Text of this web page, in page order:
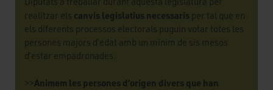
realitzar els canvis legislatius necessaris per tal que en
els diferents processos electorals puguin votar totes les
persones majors d’edat amb un mínim de sis mesos
d’estar empadronades.
>>Animem les persones d’origen divers que han